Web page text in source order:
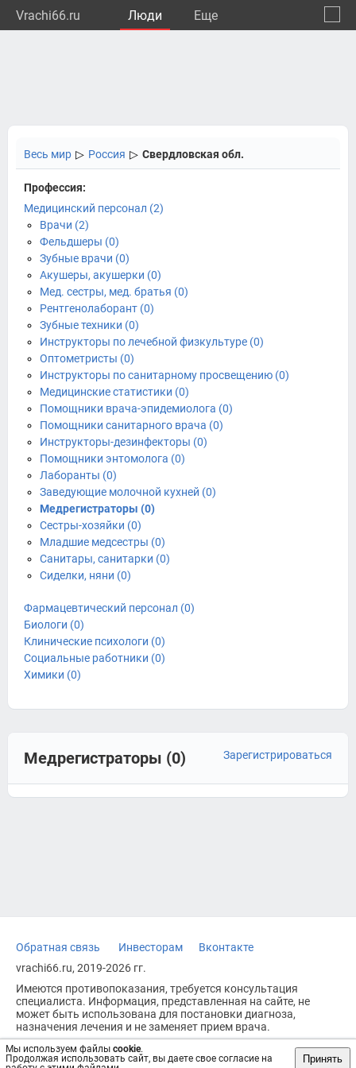
Vrachi66.ru Люди Eще
Мы используем файлы cookie.
Продолжая использовать сайт, вы даете свое согласие на
Принять
Весь мир ▷ Россия ▷ Свердловская обл.
Профессия:
Медицинский персонал (2)
Врачи (2)
Фельдшеры (0)
Зубные врачи (0)
Акушеры, акушерки (0)
Мед. сестры, мед. братья (0)
Рентгенолаборант (0)
Зубные техники (0)
Инструкторы по лечебной физкультуре (0)
Оптометристы (0)
Инструкторы по санитарному просвещению (0)
Медицинские статистики (0)
Помощники врача-эпидемиолога (0)
Помощники санитарного врача (0)
Инструкторы-дезинфекторы (0)
Помощники энтомолога (0)
Лаборанты (0)
Заведующие молочной кухней (0)
Медрегистраторы (0)
Сестры-хозяйки (0)
Младшие медсестры (0)
Санитары, санитарки (0)
Сиделки, няни (0)
Фармацевтический персонал (0)
Биологи (0)
Клинические психологи (0)
Социальные работники (0)
Химики (0)
Медрегистраторы (0) Зарегистрироваться
Обратная связь Инвесторам
Вконтакте
vrachi66.ru, 2019-2026 гг.
Имеются противопоказания, требуется консультация
специалиста. Информация, представленная на сайте, не
может быть использована для постановки диагноза,
назначения лечения и не заменяет прием врача.
Возрастное ограничение: 18+